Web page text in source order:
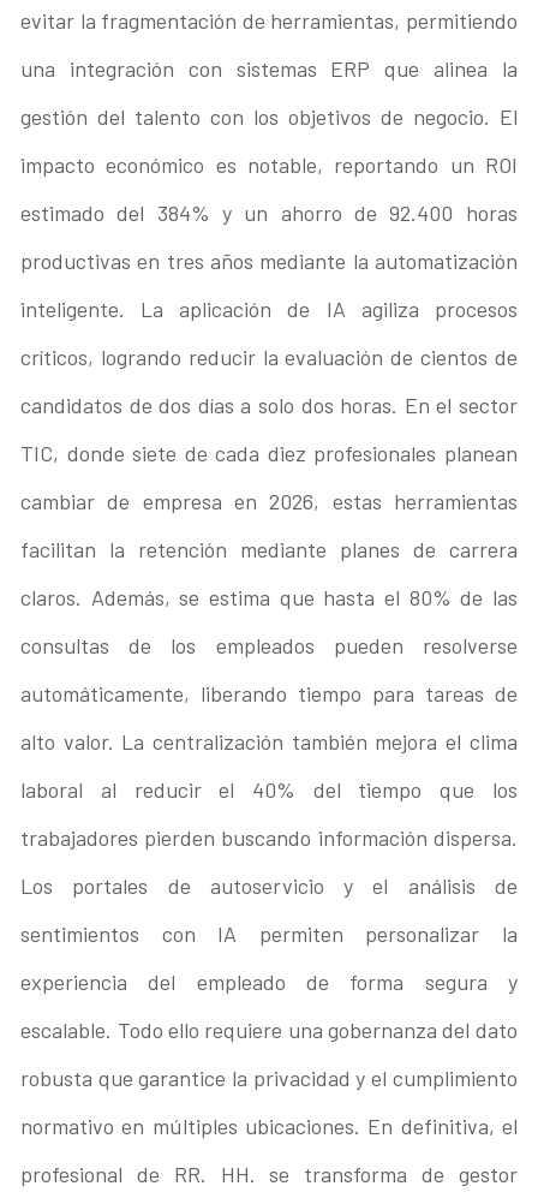
evitar la fragmentación de herramientas, permitiendo
una integración con sistemas ERP que alinea la
gestión del talento con los objetivos de negocio. El
impacto económico es notable, reportando un ROI
estimado del 384% y un ahorro de 92.400 horas
productivas en tres años mediante la automatización
inteligente. La aplicación de IA agiliza procesos
críticos, logrando reducir la evaluación de cientos de
candidatos de dos días a solo dos horas. En el sector
TIC, donde siete de cada diez profesionales planean
cambiar de empresa en 2026, estas herramientas
facilitan la retención mediante planes de carrera
claros. Además, se estima que hasta el 80% de las
consultas de los empleados pueden resolverse
automáticamente, liberando tiempo para tareas de
alto valor. La centralización también mejora el clima
laboral al reducir el 40% del tiempo que los
trabajadores pierden buscando información dispersa.
Los portales de autoservicio y el análisis de
sentimientos con IA permiten personalizar la
experiencia del empleado de forma segura y
escalable. Todo ello requiere una gobernanza del dato
robusta que garantice la privacidad y el cumplimiento
normativo en múltiples ubicaciones. En definitiva, el
profesional de RR. HH. se transforma de gestor